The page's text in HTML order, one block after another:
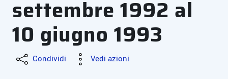
settembre 1992 al
10 giugno 1993
Condividi Vedi azioni